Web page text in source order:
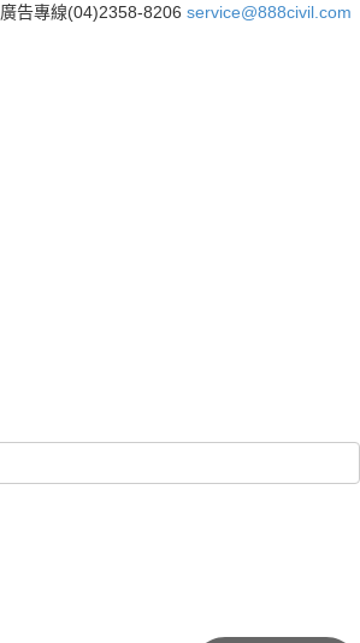
廣告專線(04)2358-8206 service@888civil.com